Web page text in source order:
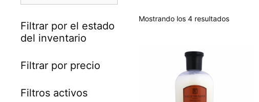
Mostrando los 4 resultadosOrdenado
Filtrar por el estado
del inventario
Filtrar por precio
Filtros activos